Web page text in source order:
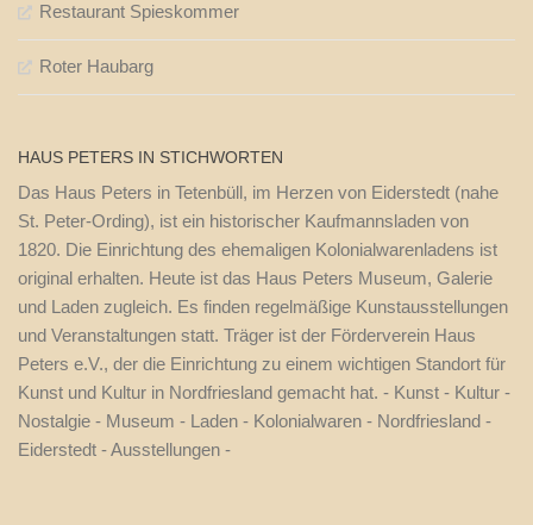
Restaurant Spieskommer
Roter Haubarg
HAUS PETERS IN STICHWORTEN
Das Haus Peters in Tetenbüll, im Herzen von Eiderstedt (nahe
St. Peter-Ording), ist ein historischer Kaufmannsladen von
1820. Die Einrichtung des ehemaligen Kolonialwarenladens ist
original erhalten. Heute ist das Haus Peters Museum, Galerie
und Laden zugleich. Es finden regelmäßige Kunstausstellungen
und Veranstaltungen statt. Träger ist der Förderverein Haus
Peters e.V., der die Einrichtung zu einem wichtigen Standort für
Kunst und Kultur in Nordfriesland gemacht hat. - Kunst - Kultur -
Nostalgie - Museum - Laden - Kolonialwaren - Nordfriesland -
Eiderstedt - Ausstellungen -